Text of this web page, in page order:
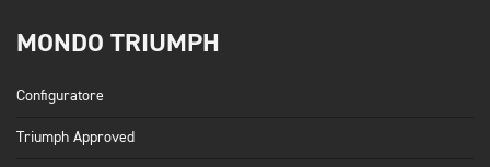
MONDO TRIUMPH
Configuratore
Triumph Approved